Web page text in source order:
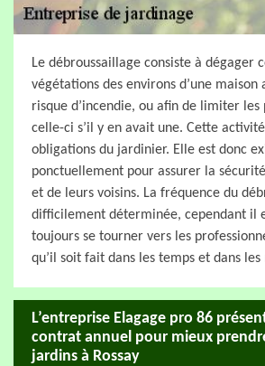
Le débroussaillage consiste à dégager
végétations des environs d’une
risque d’incendie, ou afin de limiter les
celle-ci s’il y en avait une. Cette
obligations du jardinier. Elle est donc
ponctuellement pour assurer la
et de leurs voisins. La fréquence du
difficilement déterminée, cependant il
toujours se tourner vers les
qu’il soit fait dans les temps et dans les
L’entreprise Elagage pro 86
contrat annuel pour mieux
jardins à Rossay